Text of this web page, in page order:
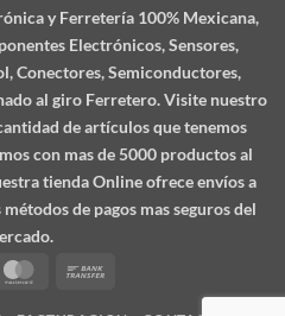
y Ferretería 100% Mexicana,
Electrónicos, Sensores,
Conectores, Semiconductores,
al giro Ferretero. Visite nuestro
de artículos que tenemos
con mas de 5000 productos al
tienda Online ofrece envíos a
de pagos mas seguros del
MasterCard